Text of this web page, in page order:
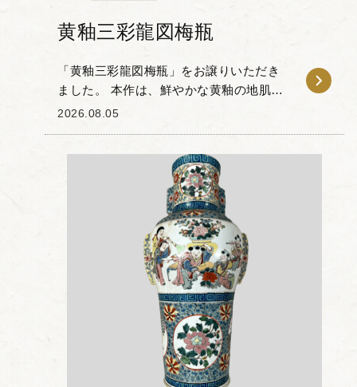
黄釉三彩龍図梅瓶
「黄釉三彩龍図梅瓶」をお譲りいただき
ました。 本作は、鮮やかな黄釉の地肌
に、龍の姿や霊芝雲文（れいしぐもも
2026.08.05